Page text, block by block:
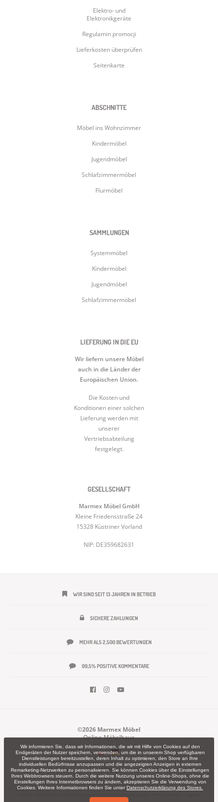
Elektro- und
Elektronikgeräte
Regulamin promocji
Lieferkosten überprüfen
Seitenkarte
ABSCHNITTE
Möbel ins Wohnzimmer
Kindermöbel
Jugendmöbel
Schlafzimmermöbel
Flurmöbel
SAMMLUNGEN
Systemmöbel
Kindermöbel
Jugendmöbel
Schlafzimmermöbel
LIEFERUNG IN DIE EU
Wir liefern unsere Möbel
auch in die Länder der
Europäischen Union.
Die Kosten und
Konditionen einer solchen
Lieferung werden mit
unserer
Vertriebsabteilung
festgelegt.
GESELLSCHAFT
Marmex Möbel GmbH
Kleine Friedensstraße 24
15328 Küstriner Vorland
NIP: DE359682631
WIR SIND SEIT 13 JAHREN IN BETRIEB
SICHERE ZAHLUNGEN
MEHR ALS 2.500 BEWERTUNGEN
99,5% POSITIVE KOMMENTARE
©2026 Marmex Möbel
Online-Möbelhaus
MARMEX MEBLE sp. z o.o. – ul. Leśna 7, 63-604 Słupia pod Kępnem – KRS 0001181853 – Sąd Rejonowy
zakładowy 100 000,00 zł.
Wir informieren Sie, dass wir Informationen, die wir mit Hilfe von Cookies auf den
Endgeräten der Nutzer speichern, verwenden, um die in unserem Shop verfügbaren
Dienstleistungen bereitzustellen, deren Inhalt zu optimieren, den Store an Ihre
individuellen Bedürfnisse anzupassen und die angezeigten Anzeigen in externen
Remarketing-Netzwerken zu personalisieren. Sie können Cookies über die Einstellungen
Ihres Webbrowsers steuern. Durch die weitere Nutzung unseres Online-Shops, ohne die
Einstellungen Ihres Internetbrowsers zu ändern, akzeptieren Sie die Verwendung von
Cookies. Weitere Informationen finden Sie unterDatenschutzerklärung des Stores.